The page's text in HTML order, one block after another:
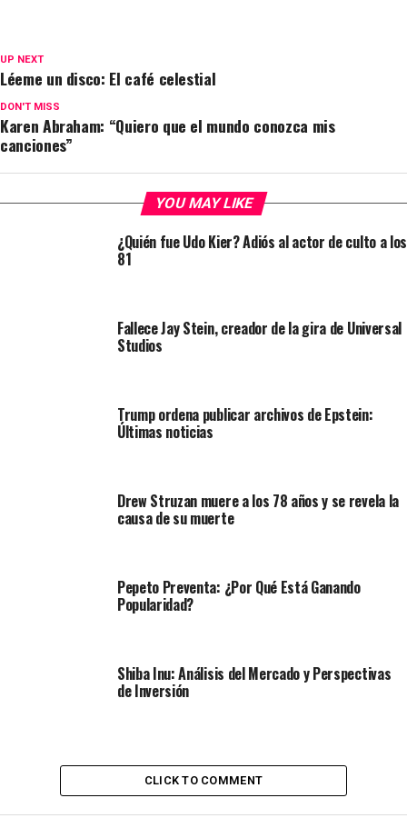
UP NEXT
Léeme un disco: El café celestial
DON'T MISS
Karen Abraham: “Quiero que el mundo conozca mis
canciones”
YOU MAY LIKE
¿Quién fue Udo Kier? Adiós al actor de culto a los
81
Fallece Jay Stein, creador de la gira de Universal
Studios
Trump ordena publicar archivos de Epstein:
Últimas noticias
Drew Struzan muere a los 78 años y se revela la
causa de su muerte
Pepeto Preventa: ¿Por Qué Está Ganando
Popularidad?
Shiba Inu: Análisis del Mercado y Perspectivas
de Inversión
CLICK TO COMMENT